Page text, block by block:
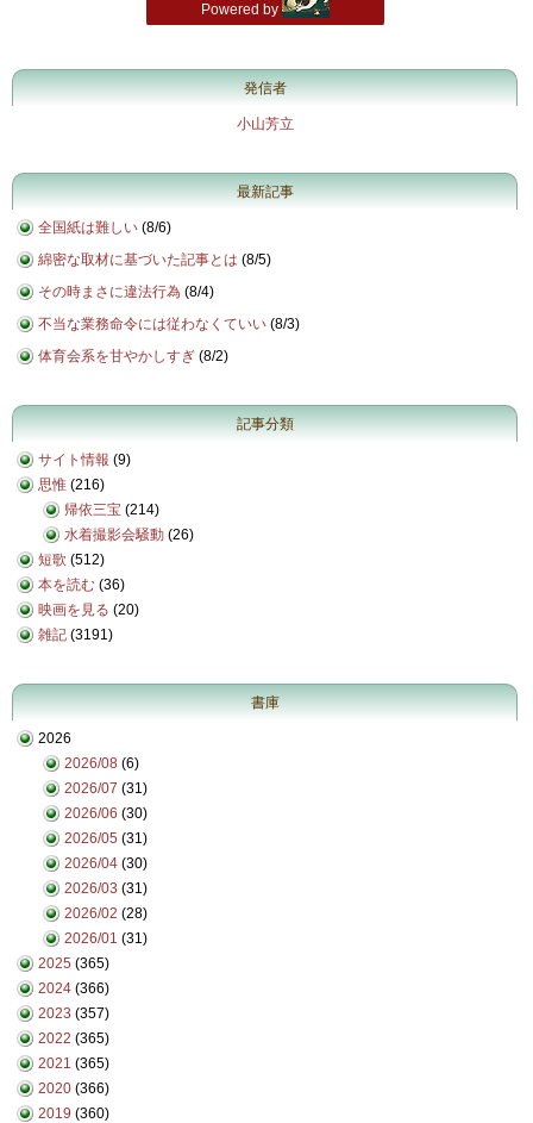
発信者
小山芳立
最新記事
全国紙は難しい (8/6)
綿密な取材に基づいた記事とは (8/5)
その時まさに違法行為 (8/4)
不当な業務命令には従わなくていい (8/3)
体育会系を甘やかしすぎ (8/2)
記事分類
サイト情報 (9)
思惟 (216)
帰依三宝 (214)
水着撮影会騒動 (26)
短歌 (512)
本を読む (36)
映画を見る (20)
雑記 (3191)
書庫
2026
2026/08 (6)
2026/07 (31)
2026/06 (30)
2026/05 (31)
2026/04 (30)
2026/03 (31)
2026/02 (28)
2026/01 (31)
2025 (365)
2024 (366)
2023 (357)
2022 (365)
2021 (365)
2020 (366)
2019 (360)